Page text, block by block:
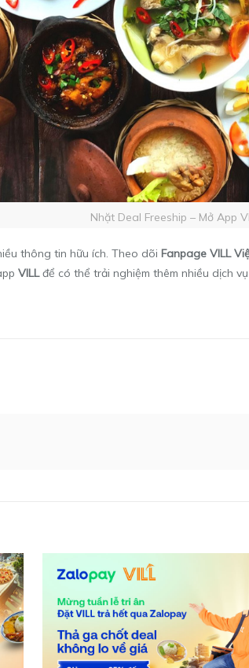
Nhặt Deal Freeship – Mở App
thông tin hữu ích. Theo dõiFanpageVILL
VILLđể có thể trải nghiệm thêm nhiều dịch